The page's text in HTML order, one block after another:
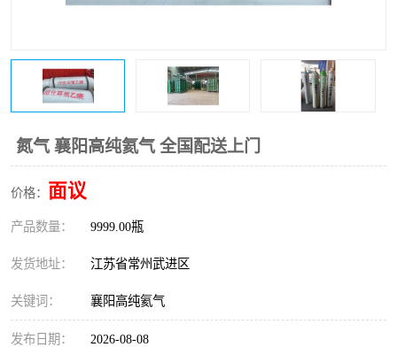
氮气 襄阳高纯氦气 全国配送上门
价格： 面议
产品数量： 9999.00瓶
发货地址： 江苏省常州武进区
关键词： 襄阳高纯氦气
发布日期： 2026-08-08